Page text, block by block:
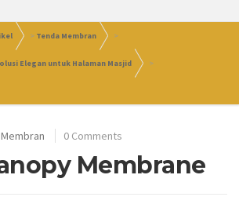
> Tenda Membran >
Elegan untuk Halaman Masjid >
Membran 0 Comments
Membrane